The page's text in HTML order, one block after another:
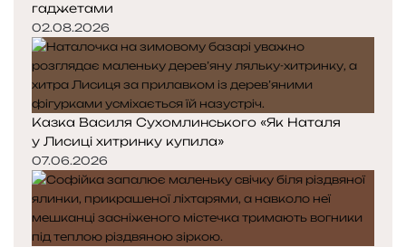
гаджетами
02.08.2026
Казка Василя Сухомлинського «Як Наталя
у Лисиці хитринку купила»
07.06.2026